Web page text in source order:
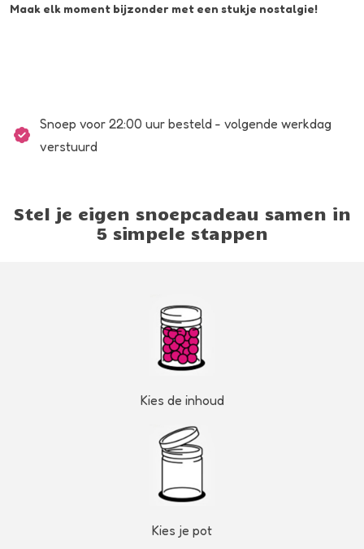
Maak elk moment bijzonder met een stukje nostalgie!
Snoep voor 22:00 uur besteld - volgende werkdag
verstuurd
Stel je eigen snoepcadeau samen in
5 simpele stappen
Kies de inhoud
Kies je pot